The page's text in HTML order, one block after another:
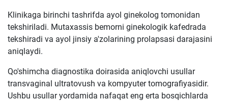
Klinikaga birinchi tashrifda ayol ginekolog tomonidan
tekshiriladi. Mutaxassis bemorni ginekologik kafedrada
tekshiradi va ayol jinsiy a'zolarining prolapsasi darajasini
aniqlaydi.
Qo'shimcha diagnostika doirasida aniqlovchi usullar
transvaginal ultratovush va kompyuter tomografiyasidir.
Ushbu usullar yordamida nafaqat eng erta bosqichlarda